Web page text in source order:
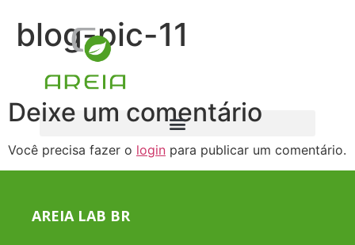
blog-pic-11
Deixe um comentário
Você precisa fazer o login para publicar um comentário.
AREIA LAB BR